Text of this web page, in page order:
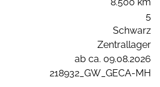
5
Schwarz
Zentrallager
ab ca. 09.08.2026
218932_GW_GECA-MH